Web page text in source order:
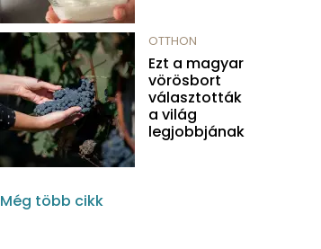
OTTHON
Ezt a magyar
vörösbort
választották
a világ
legjobbjának
Még több cikk